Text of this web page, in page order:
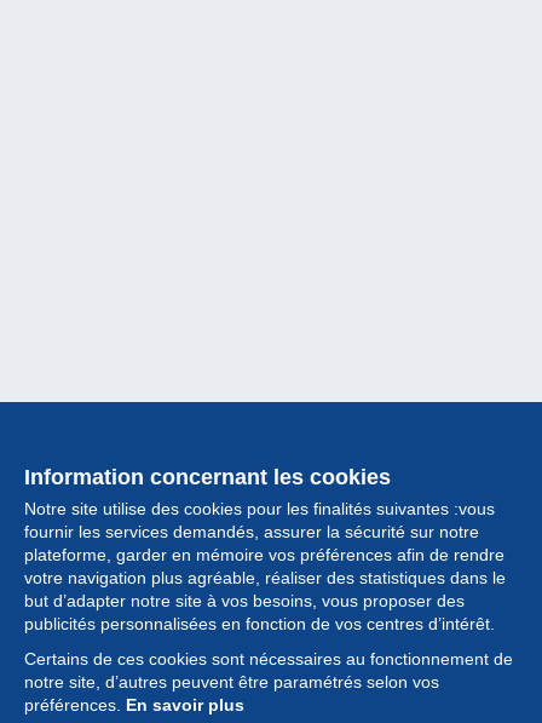
Information concernant les cookies
Notre site utilise des cookies pour les finalités suivantes :vous
fournir les services demandés, assurer la sécurité sur notre
plateforme, garder en mémoire vos préférences afin de rendre
votre navigation plus agréable, réaliser des statistiques dans le
but d’adapter notre site à vos besoins, vous proposer des
publicités personnalisées en fonction de vos centres d’intérêt.
Certains de ces cookies sont nécessaires au fonctionnement de
notre site, d’autres peuvent être paramétrés selon vos
préférences. En savoir plus
Collection
Actualités
Fonctionnalités